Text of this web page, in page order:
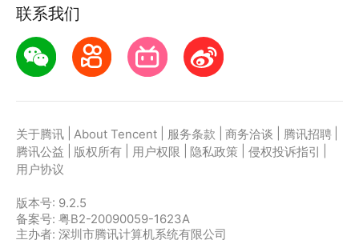
联系我们
关于腾讯 About Tencent 服务条款 商务洽谈 腾讯招聘
腾讯公益
版权所有 用户权限 隐私政策 侵权投诉指引
用户协议
版本号: 9.2.5
备案号: 粤B2-20090059-1623A
主办者: 深圳市腾讯计算机系统有限公司